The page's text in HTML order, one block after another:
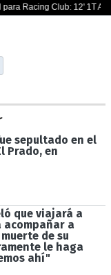
sepultado en el
Prado, en
que viajará a
acompañar a
de su
le haga
ahí"